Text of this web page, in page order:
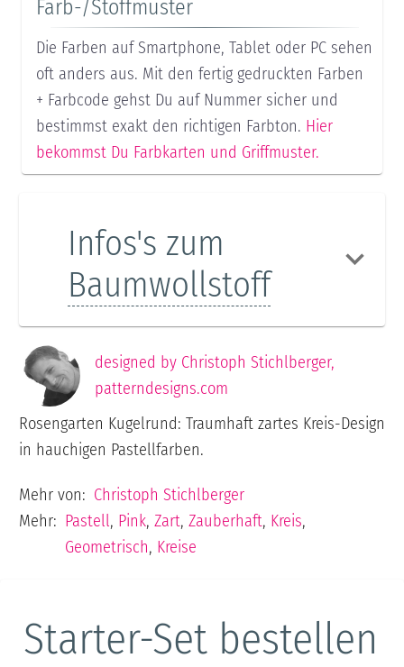
Farb-/Stoffmuster
Die Farben auf Smartphone, Tablet oder PC sehen
oft anders aus. Mit den fertig gedruckten Farben
+ Farbcode gehst Du auf Nummer sicher und
bestimmst exakt den richtigen Farbton. Hier
bekommst Du Farbkarten und Griffmuster.
Infos's zum
Baumwollstoff
designed by Christoph Stichlberger,
patterndesigns.com
Rosengarten Kugelrund: Traumhaft zartes Kreis-Design
in hauchigen Pastellfarben.
Mehr von: Christoph Stichlberger
Mehr: Pastell, Pink,Zart,Zauberhaft, Kreis,
Geometrisch, Kreise
Starter-Set bestellen